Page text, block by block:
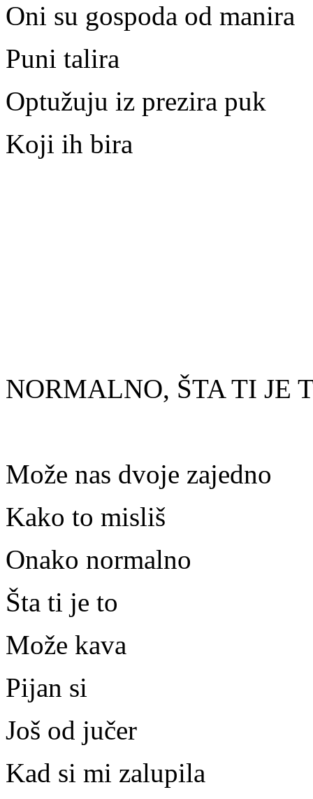
Oni su gospoda od manira
Puni talira
Optužuju iz prezira puk
Koji ih bira
NORMALNO, ŠTA TI JE
Može nas dvoje zajedno
Kako to misliš
Onako normalno
Šta ti je to
Može kava
Pijan si
Još od jučer
Kad si mi zalupila